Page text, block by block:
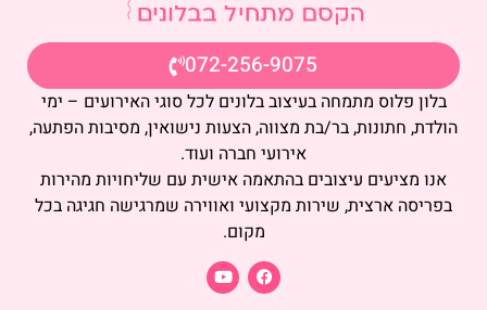
072-256-9075
בלון פלוס מתמחה בעיצוב בלונים לכל סוגי האירועים – ימי
הולדת, חתונות, בר/בת מצווה, הצעות נישואין, מסיבות הפתעה,
אירועי חברה ועוד.
אנו מציעים עיצובים בהתאמה אישית עם שליחויות מהירות
בפריסה ארצית, שירות מקצועי ואווירה שמרגישה חגיגה בכל
מקום.